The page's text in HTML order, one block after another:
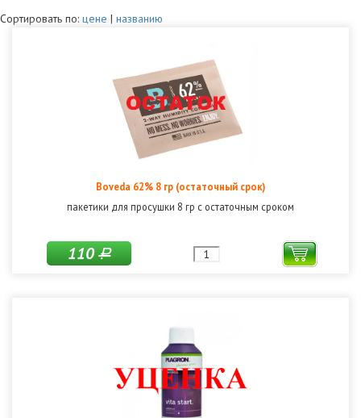
Сортировать по: цене | названию
Boveda 62% 8 гр (остаточный срок)
пакетики для просушки 8 гр c остаточным сроком
110Р